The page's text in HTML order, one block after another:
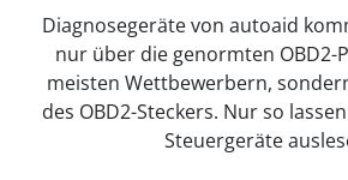
Diagnosegeräte von autoaid
nur über die genormten OBD2-
meisten Wettbewerbern,
des OBD2-Steckers. Nur so
Steuergeräte